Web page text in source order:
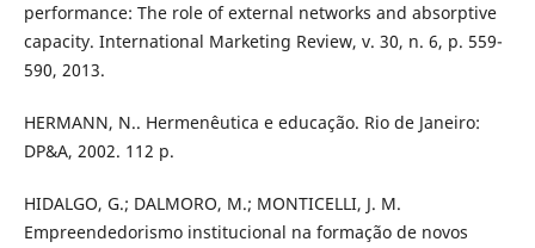
performance: The role of external networks and absorptive
capacity. International Marketing Review, v. 30, n. 6, p. 559-
590, 2013.
HERMANN, N.. Hermenêutica e educação. Rio de Janeiro:
DP&A, 2002. 112 p.
HIDALGO, G.; DALMORO, M.; MONTICELLI, J. M.
Empreendedorismo institucional na formação de novos